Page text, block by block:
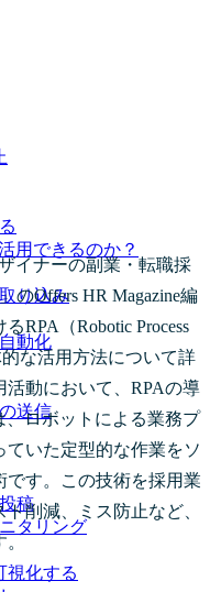
用できるのか？
り込み
動化
送信
稿
タリング
視化する
イナーの副業・転職採
のOffers HR Magazine編
RPA（Robotic Process
な活用方法について詳
活動において、RPAの導
、ロボットによる業務プ
ていた定型的な作業をソ
です。この技術を採用業
削減、ミス防止など、
。